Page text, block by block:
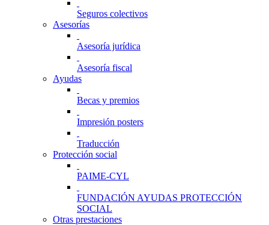
Seguros colectivos
Asesorías
Asesoría jurídica
Asesoría fiscal
Ayudas
Becas y premios
Impresión posters
Traducción
Protección social
PAIME-CYL
FUNDACIÓN AYUDAS PROTECCIÓN
SOCIAL
Otras prestaciones